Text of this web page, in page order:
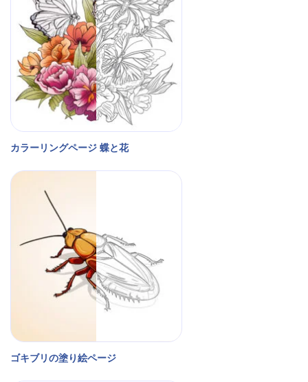
カラーリングページ 蝶と花
ゴキブリの塗り絵ページ